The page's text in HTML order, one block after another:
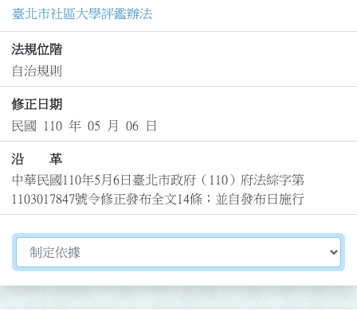
臺北市社區大學評鑑辦法
法規位階
自治規則
修正日期
民國 110 年 05 月 06 日
沿 革
中華民國110年5月6日臺北市政府（110）府法綜字第
1103017847號令修正發布全文14條；並自發布日施行
切換選擇法規資訊內容